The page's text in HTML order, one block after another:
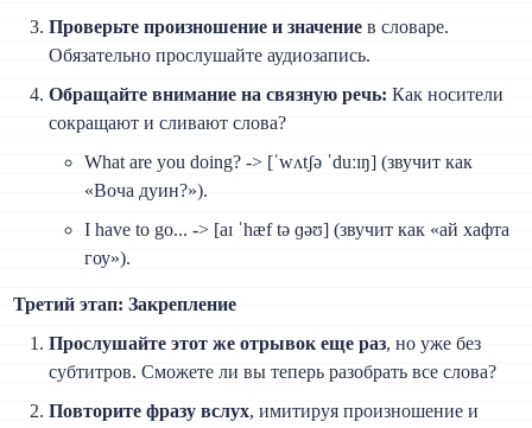
Проверьте произношение и значение в словаре.
Обязательно прослушайте аудиозапись.
Обращайте внимание на связную речь: Как носители
сокращают и сливают слова?
What are you doing? -> [ˈwʌtʃə ˈduːɪŋ] (звучит как
«Воча дуин?»).
I have to go... -> [aɪ ˈhæf tə ɡəʊ] (звучит как «ай хафта
гоу»).
Третий этап: Закрепление
Прослушайте этот же отрывок еще раз, но уже без
субтитров. Сможете ли вы теперь разобрать все слова?
Повторите фразу вслух, имитируя произношение и